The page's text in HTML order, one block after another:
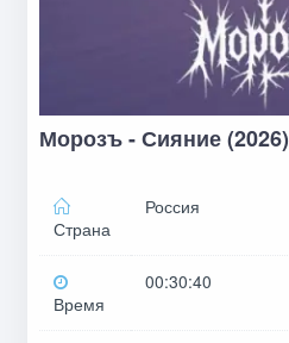
Морозъ - Сияние (2026)
Страна
Россия
Время
00:30:40